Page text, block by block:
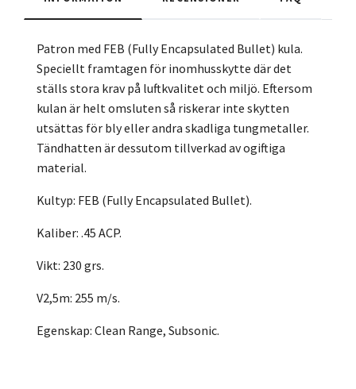
Patron med FEB (Fully Encapsulated Bullet) kula.
Speciellt framtagen för inomhusskytte där det
ställs stora krav på luftkvalitet och miljö. Eftersom
kulan är helt omsluten så riskerar inte skytten
utsättas för bly eller andra skadliga tungmetaller.
Tändhatten är dessutom tillverkad av ogiftiga
material.
Kultyp: FEB (Fully Encapsulated Bullet).
Kaliber: .45 ACP.
Vikt: 230 grs.
V2,5m: 255 m/s.
Egenskap: Clean Range, Subsonic.